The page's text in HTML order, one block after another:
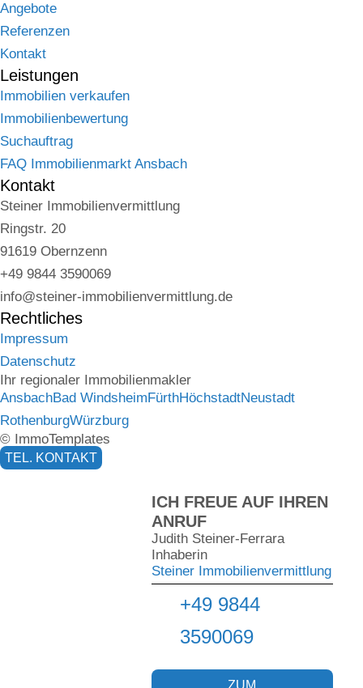
Angebote
Referenzen
Kontakt
Leistungen
Immobilien verkaufen
Immobilienbewertung
Suchauftrag
FAQ Immobilienmarkt Ansbach
Kontakt
Steiner Immobilienvermittlung
Ringstr. 20
91619 Obernzenn
+49 9844 3590069
info@steiner-immobilienvermittlung.de
Rechtliches
Impressum
Datenschutz
Ihr regionaler Immobilienmakler
AnsbachBad WindsheimFürthHöchstadtNeustadt
RothenburgWürzburg
© ImmoTemplates
TEL. KONTAKT
ICH FREUE AUF IHREN
ANRUF
Judith Steiner-Ferrara
Inhaberin
Steiner Immobilienvermittlung
+49 9844
3590069
ZUM